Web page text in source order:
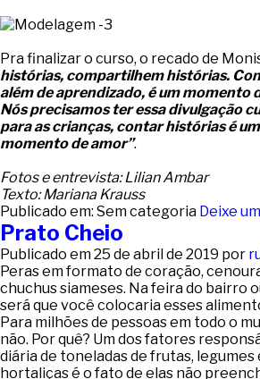
Pra finalizar o curso, o recado de
histórias, compartilhem histórias.
além de aprendizado, é um momento
Nós precisamos ter essa divulgação
para as crianças, contar histórias é
momento de amor”.
Fotos e entrevista: Lilian Ambar
Texto: Mariana Krauss
Publicado em: Sem categoria Deixe
Prato Cheio
Publicado em25 de abril de 2019 por
Peras em formato de coração,
chuchus siameses. Na feira do bairro
será que você colocaria esses
Para milhões de pessoas em todo o
não. Por quê? Um dos fatores
diária de toneladas de frutas, legumes
hortaliças é o fato de elas não